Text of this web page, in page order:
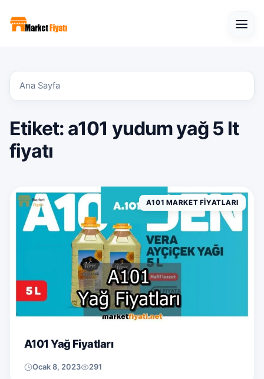
Ana Sayfa
Etiket: a101 yudum yağ 5 lt
fiyatı
A101 MARKET FIYATLARI
A101 Yağ Fiyatları
Ocak 8, 2023 291